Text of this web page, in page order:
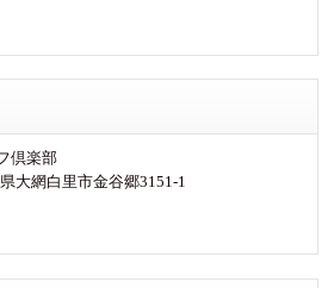
倶楽部
大網白里市金谷郷3151-1